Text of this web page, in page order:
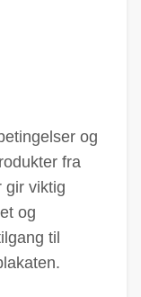
og
fra
gir viktig
og
til